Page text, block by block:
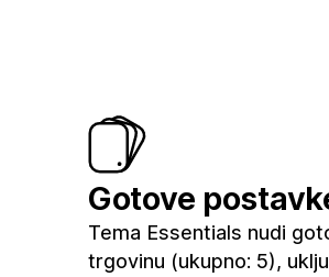
Gotove
Tema Essentials nudi
trgovinu (ukupno: 5),